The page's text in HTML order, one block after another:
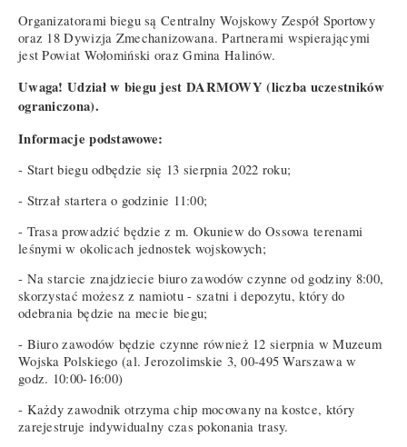
Organizatorami biegu są Centralny Wojskowy Zespół Sportowy
oraz 18 Dywizja Zmechanizowana. Partnerami wspierającymi
jest Powiat Wołomiński oraz Gmina Halinów.
Uwaga! Udział w biegu jest DARMOWY (liczba uczestników
ograniczona).
Informacje podstawowe:
- Start biegu odbędzie się 13 sierpnia 2022 roku;
- Strzał startera o godzinie 11:00;
- Trasa prowadzić będzie z m. Okuniew do Ossowa terenami
leśnymi w okolicach jednostek wojskowych;
- Na starcie znajdziecie biuro zawodów czynne od godziny 8:00,
skorzystać możesz z namiotu - szatni i depozytu, który do
odebrania będzie na mecie biegu;
- Biuro zawodów będzie czynne również 12 sierpnia w Muzeum
Wojska Polskiego (al. Jerozolimskie 3, 00-495 Warszawa w
godz. 10:00-16:00)
- Każdy zawodnik otrzyma chip mocowany na kostce, który
zarejestruje indywidualny czas pokonania trasy.